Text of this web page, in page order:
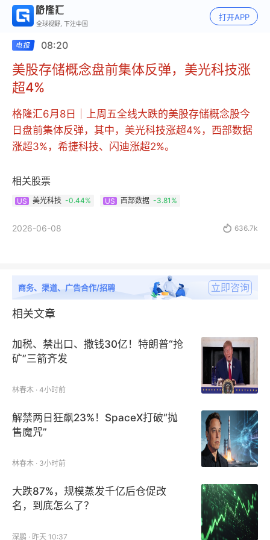
全球视野, 下注中国
打开APP
08:20
美股存储概念盘前集体反弹，美光科技涨
超4%
格隆汇6月8日｜上周五全线大跌的美股存储概念股今
日盘前集体反弹，其中，美光科技涨超4%，西部数据
涨超3%，希捷科技、闪迪涨超2%。
相关股票
US 美光科技 -0.44% US 西部数据 -3.81%
2026-06-08  636.7k
商务、渠道、广告合作/招聘 立即咨询
相关文章
加税、禁出口、撒钱30亿！特朗普“抢
矿”三箭齐发
林春木 · 4小时前
解禁两日狂飙23%！SpaceX打破“抛
售魔咒”
林春木 · 3小时前
大跌87%，规模蒸发千亿后仓促改
名，到底怎么了？
深鹏 · 昨天 10:37